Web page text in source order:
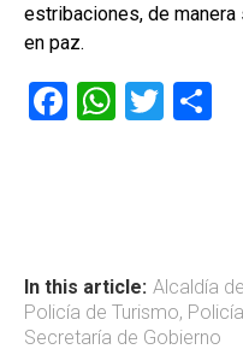
estribaciones, de
en paz.
F
ok
W
p
p
T
tir
In this article: Alcaldía
Policía de Turismo,
Secretaría de Gobierno